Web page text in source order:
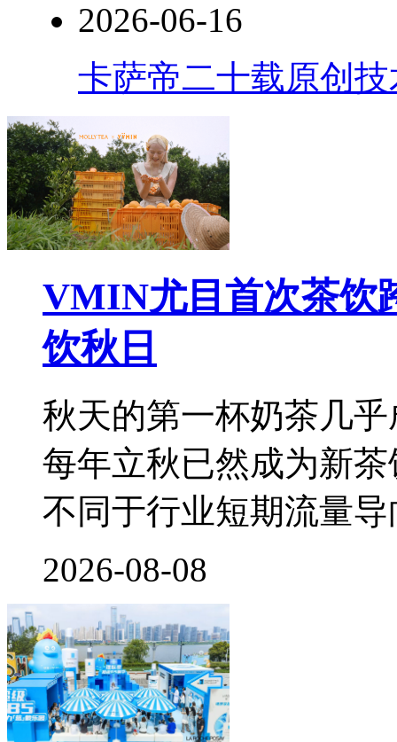
2026-06-16
卡萨帝二十载原创
VMIN尤目首次茶饮
饮秋日
秋天的第一杯奶茶几
每年立秋已然成为新
不同于行业短期流量
2026-08-08